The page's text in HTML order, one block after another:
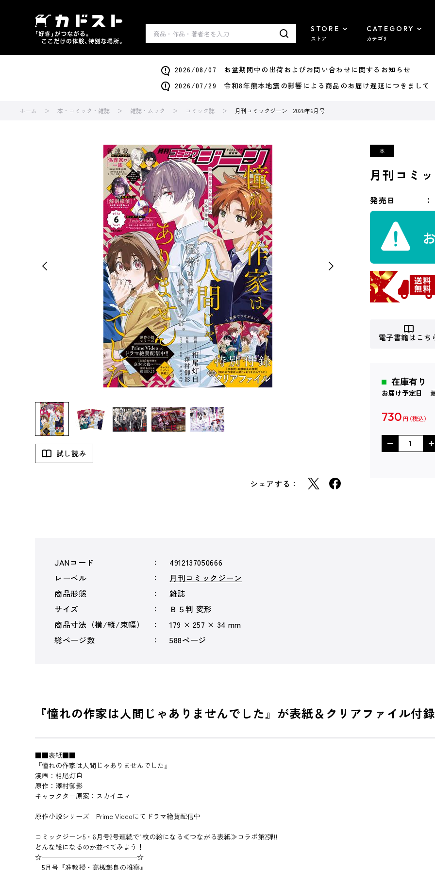
STORE
ストア
CATEGORY
カテゴリ
2026/08/07 お盆期間中の出荷およびお問い合わせに関するお知らせ
2026/07/29 令和8年熊本地震の影響による商品のお届け遅延につきまして
ホーム 本・コミック・雑誌 雑誌・ムック コミック誌 月刊コミックジーン 2026年6月号
試し読み
シェアする：
月刊コミ
発売日
電子書籍はこち
在庫有り
お届け予定日
730 円
JANコード
4912137050666
レーベル
月刊コミックジーン
商品形態
雑誌
サイズ
Ｂ５判 変形
商品寸法（横/縦/束幅）
179 × 257 × 34 mm
総ページ数
588ページ
『憧れの作家は人間じゃありませんでした』が表紙＆クリアファイル付
■■表紙■■
『憧れの作家は人間じゃありませんでした』
漫画：相尾灯自
原作：澤村御影
キャラクター原案：スカイエマ
原作小説シリーズ Prime Videoにてドラマ絶賛配信中
コミックジーン5・6月号2号連続で1枚の絵になる≪つながる表紙≫コラボ第2弾!!
どんな絵になるのか並べてみよう！
☆──────────────☆
5月号『准教授・高槻彰良の推察』